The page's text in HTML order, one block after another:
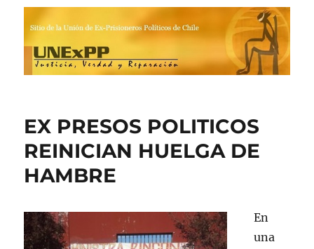
EX PRESOS POLITICOS
REINICIAN HUELGA DE
HAMBRE
En
una